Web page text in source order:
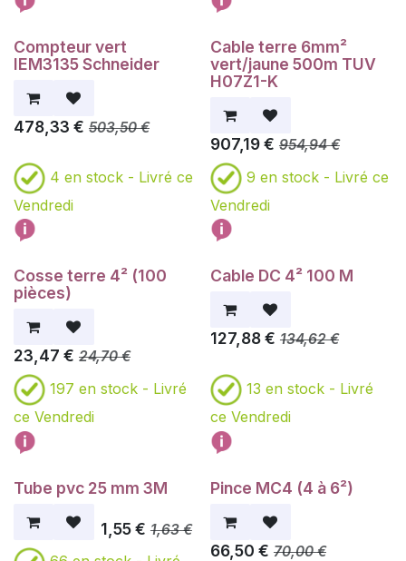
Compteur vert
IEM3135 Schneider
478,33 € 503,50€
4 en stock - Livré ce
Vendredi
Cable terre 6mm²
vert/jaune 500m TUV
H07Z1-K
907,19€ 954,94€
9 en stock - Livré ce
Vendredi
Cosse terre 4² (100
pièces)
23,47 € 24,70€
197 en stock - Livré
ce Vendredi
Cable DC 4² 100 M
127,88€ 134,62€
13 en stock - Livré
ce Vendredi
Tube pvc 25 mm 3M
1,55€ 1,63€
Pince MC4 (4 à 6²)
66,50 € 70,00€